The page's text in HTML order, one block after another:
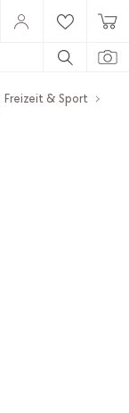
Freizeit & Sport